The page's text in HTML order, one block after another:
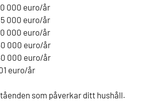
000 euro/år
000 euro/år
000 euro/år
000 euro/år
000 euro/år
euro/år
som påverkar ditt hushåll.